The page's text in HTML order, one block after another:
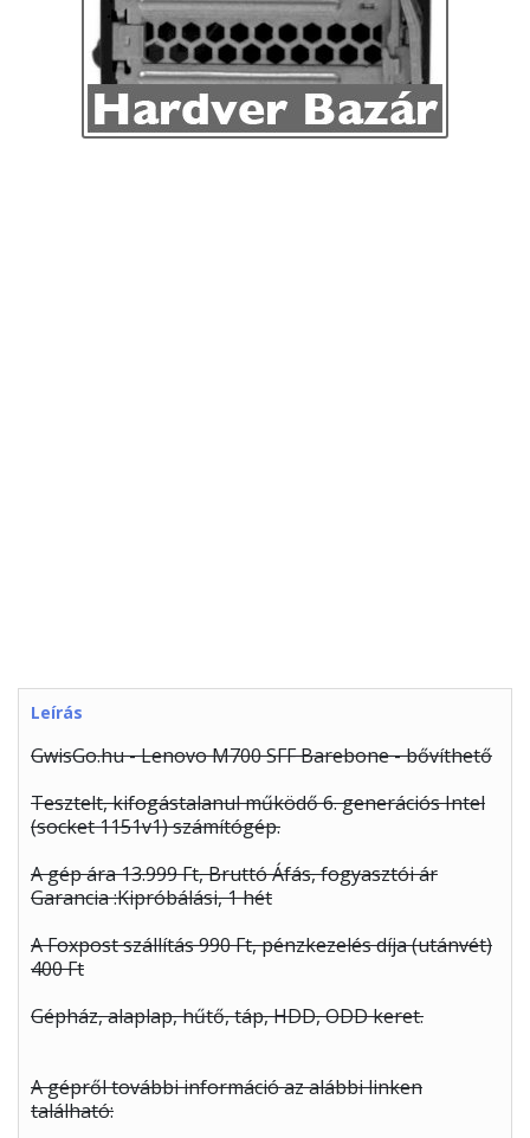
Leírás
GwisGo.hu - Lenovo M700 SFF Barebone - bővíthető
Tesztelt, kifogástalanul működő 6. generációs Intel
(socket 1151v1) számítógép.
A gép ára 13.999 Ft, Bruttó Áfás, fogyasztói ár
Garancia :Kipróbálási, 1 hét
A Foxpost szállítás 990 Ft, pénzkezelés díja (utánvét)
400 Ft
Gépház, alaplap, hűtő, táp, HDD, ODD keret.
A gépről további információ az alábbi linken
található: